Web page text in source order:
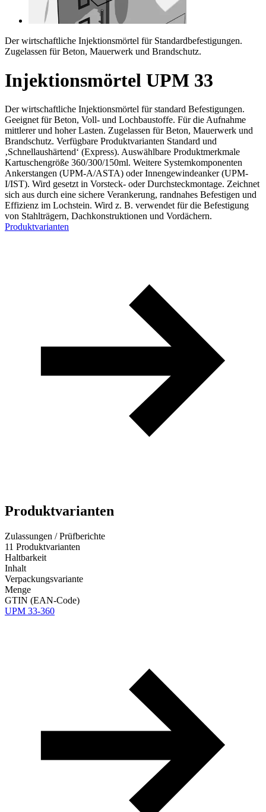
Der wirtschaftliche Injektionsmörtel für Standardbefestigungen.
Zugelassen für Beton, Mauerwerk und Brandschutz.
Injektionsmörtel UPM 33
Der wirtschaftliche Injektionsmörtel für standard Befestigungen.
Geeignet für Beton, Voll- und Lochbaustoffe. Für die Aufnahme
mittlerer und hoher Lasten. Zugelassen für Beton, Mauerwerk und
Brandschutz. Verfügbare Produktvarianten Standard und
‚Schnellaushärtend‘ (Express). Auswählbare Produktmerkmale
Kartuschengröße 360/300/150ml. Weitere Systemkomponenten
Ankerstangen (UPM-A/ASTA) oder Innengewindeanker (UPM-
I/IST). Wird gesetzt in Vorsteck- oder Durchsteckmontage. Zeichnet
sich aus durch eine sichere Verankerung, randnahes Befestigen und
Effizienz im Lochstein. Wird z. B. verwendet für die Befestigung
von Stahlträgern, Dachkonstruktionen und Vordächern.
Produktvarianten
Produktvarianten
Zulassungen / Prüfberichte
11 Produktvarianten
Haltbarkeit
Inhalt
Verpackungsvariante
Menge
GTIN (EAN-Code)
UPM 33-360